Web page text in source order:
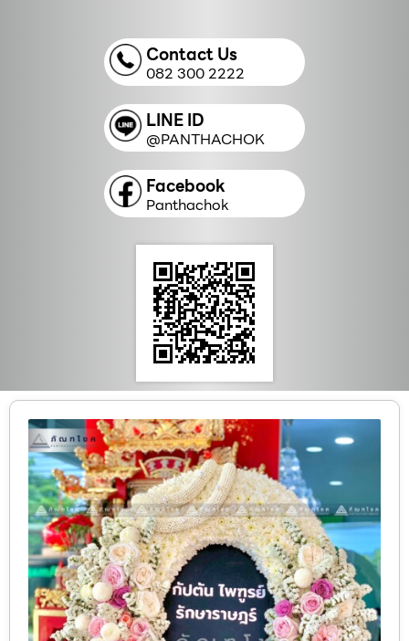
Contact Us
082 300 2222
LINE ID
@PANTHACHOK
Facebook
Panthachok